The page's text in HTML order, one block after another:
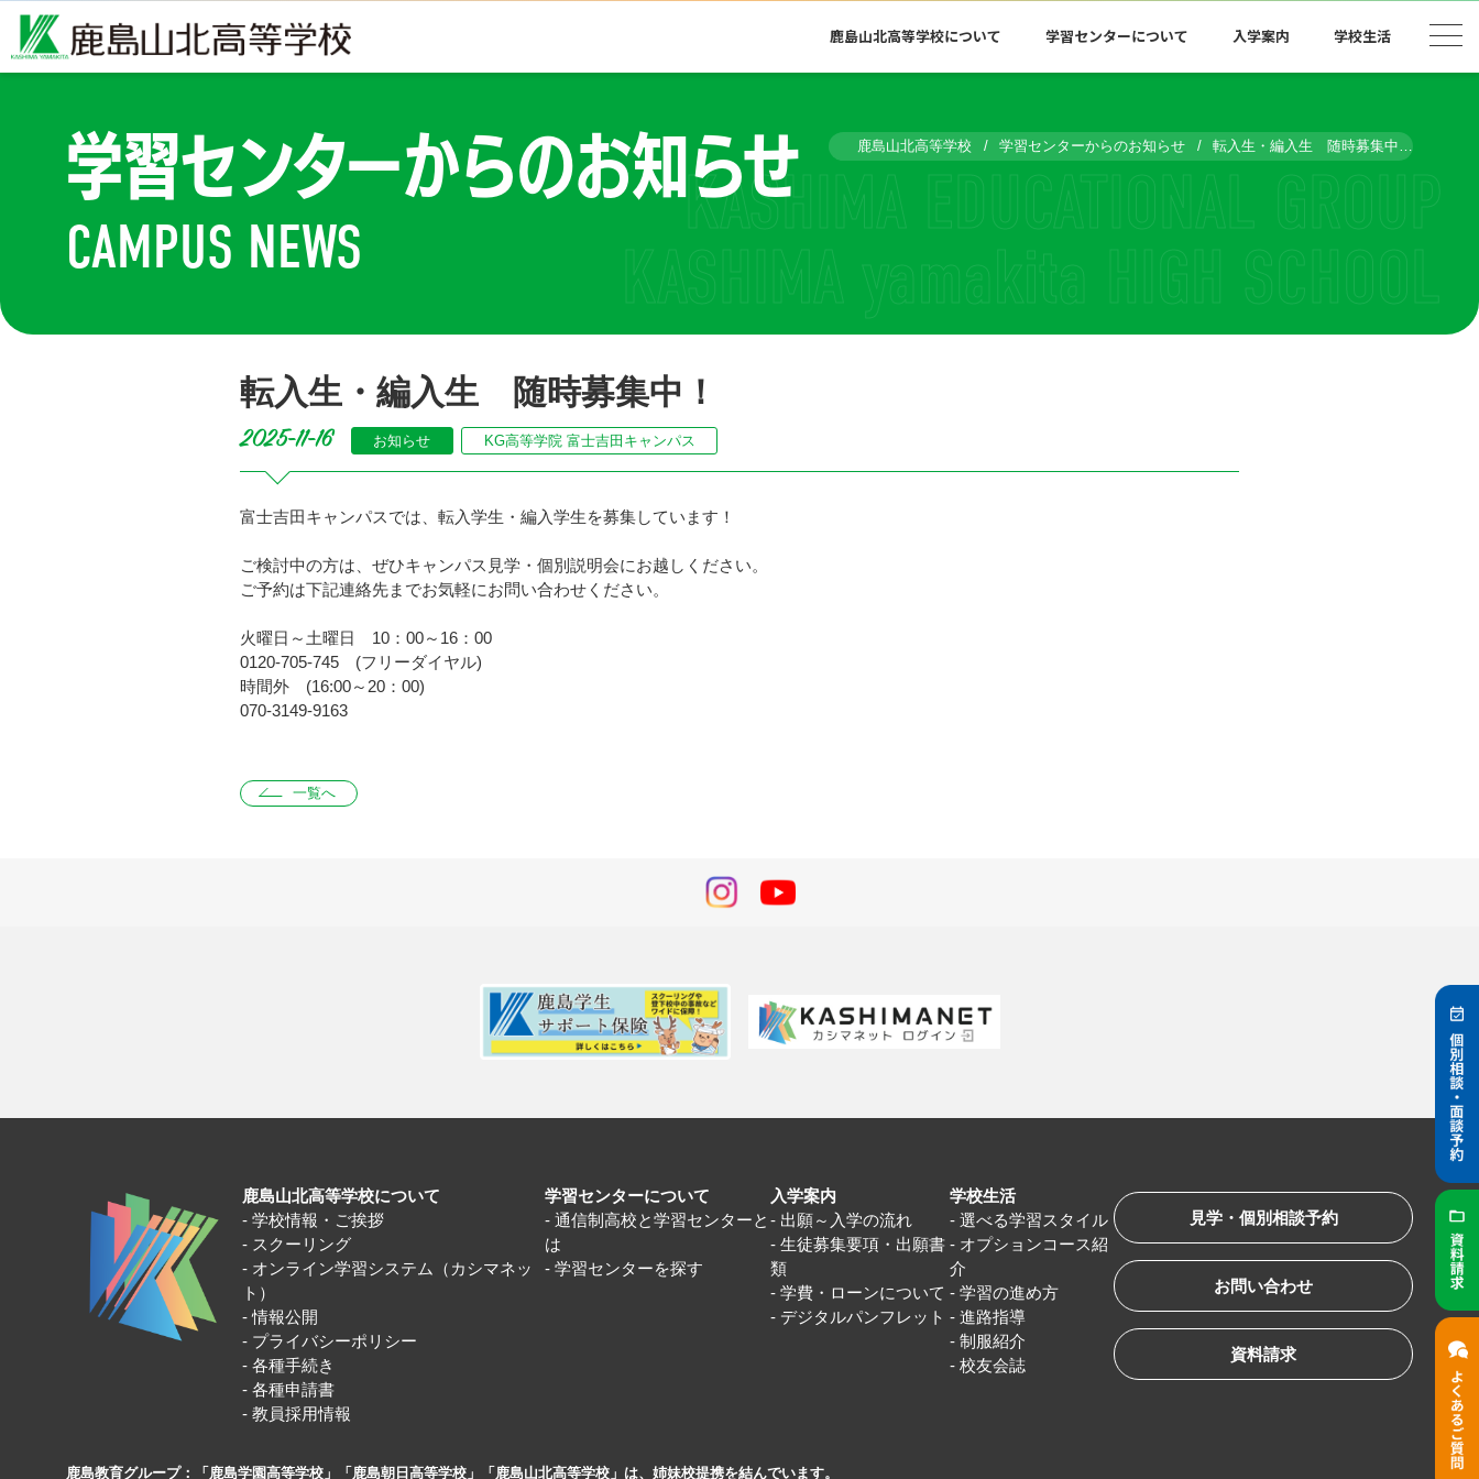
鹿島山北高等学校について 学習センターについて 入学案内 学校生活
学習センターからのお知らせ
CAMPUS NEWS
鹿島山北高等学校 学習センターからのお知らせ 転入生・編入生 随時募集中！
転入生・編入生 随時募集中！
2025-11-16 お知らせ KG高等学院 富士吉田キャンパス
富士吉田キャンパスでは、転入学生・編入学生を募集しています！
ご検討中の方は、ぜひキャンパス見学・個別説明会にお越しください。
ご予約は下記連絡先までお気軽にお問い合わせください。
火曜日～土曜日 10：00～16：00
0120-705-745 (フリーダイヤル)
時間外 (16:00～20：00)
070-3149-9163
一覧へ
鹿島山北高等学校について
学校情報・ご挨拶
スクーリング
オンライン学習システム（カシマネッ
ト）
情報公開
プライバシーポリシー
各種手続き
各種申請書
教員採用情報
学習センターについて
通信制高校と学習センターと
は
学習センターを探す
入学案内
出願～入学の流れ
生徒募集要項・出願書
類
学費・ローンについて
デジタルパンフレット
学校生活
選べる学習スタイル
オプションコース紹
介
学習の進め方
進路指導
制服紹介
校友会誌
見学・個別相談予約
お問い合わせ
資料請求
鹿島教育グループ：「鹿島学園高等学校」「鹿島朝日高等学校」「鹿島山北高等学校」は、姉妹校提携を結んでいます。